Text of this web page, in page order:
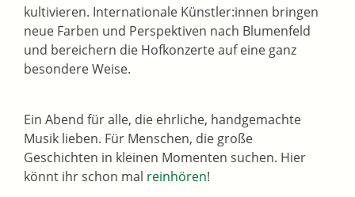
kultivieren. Internationale Künstler:innen bringen
neue Farben und Perspektiven nach Blumenfeld
und bereichern die Hofkonzerte auf eine ganz
besondere Weise.
Ein Abend für alle, die ehrliche, handgemachte
Musik lieben. Für Menschen, die große
Geschichten in kleinen Momenten suchen. Hier
könnt ihr schon mal reinhören!